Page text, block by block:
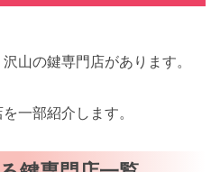
山の鍵専門店があります。
一部紹介します。